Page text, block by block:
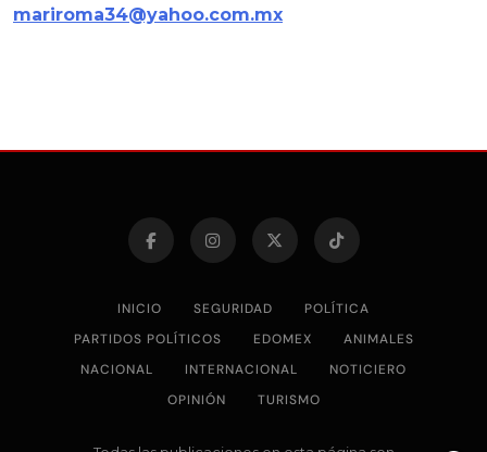
mariroma34@yahoo.com.mx
INICIO SEGURIDAD
POLÍTICA
PARTIDOS POLÍTICOS
EDOMEX
ANIMALES
NACIONAL
INTERNACIONAL
NOTICIERO
OPINIÓN
TURISMO